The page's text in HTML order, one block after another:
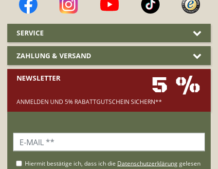
SERVICE
ZAHLUNG & VERSAND
NEWSLETTER 5 %
ANMELDEN UND 5% RABATTGUTSCHEIN SICHERN**